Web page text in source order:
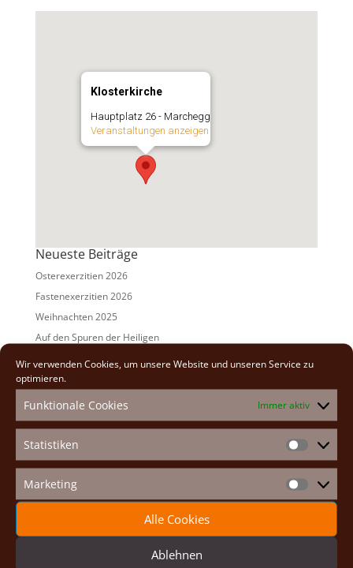
Wir verwenden Cookies, um unsere Website und unseren Service zu
optimieren.
Funktionale Cookies Immer aktiv
Statistiken
Marketing Marketing
Alle Cookies
Ablehnen
Klosterkirche
Hauptplatz 26 - Marchegg
Veranstaltungen anzeigen
Neueste Beiträge
Osterexerzitien 2026
Fastenexerzitien 2026
Weihnachten 2025
Auf den Spuren der Heiligen
Adventexerzitien 2025
2026(2)
2025(7)
2024(5)
2023(13)
2022(9)
2020(2)